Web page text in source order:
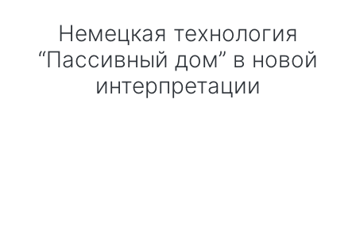
Технология здоровый дом
Немецкая технология
“Пассивный дом” в новой
интерпретации